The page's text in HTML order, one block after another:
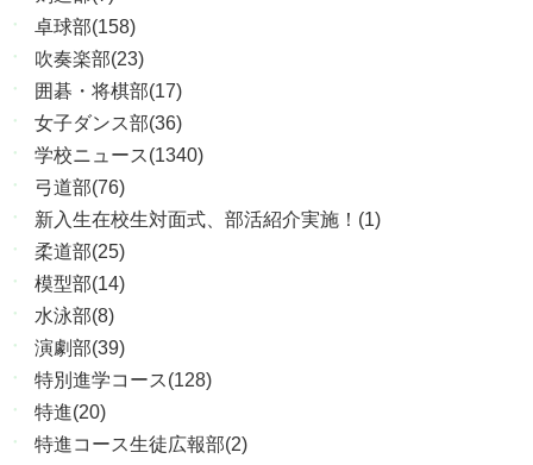
卓球部(158)
吹奏楽部(23)
囲碁・将棋部(17)
女子ダンス部(36)
学校ニュース(1340)
弓道部(76)
新入生在校生対面式、部活紹介実施！(1)
柔道部(25)
模型部(14)
水泳部(8)
演劇部(39)
特別進学コース(128)
特進(20)
特進コース生徒広報部(2)